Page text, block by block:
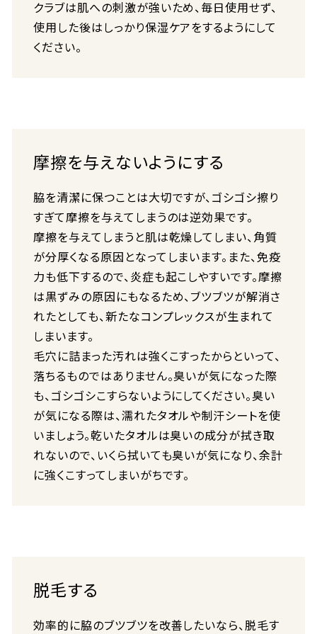
クラブは肌への刺激が強いため、毎日使用せず、
使用した後はしっかり保湿ケアをするようにして
ください。
摩擦を与えないようにする
脇を清潔に保つことは大切ですが、ゴシゴシ擦り
すぎて摩擦を与えてしまうのは逆効果です。
摩擦を与えてしまうと肌は乾燥してしまい、角質
が分厚くなる原因となってしまいます。また、免疫
力も低下するので、炎症も起こしやすいです。摩擦
は黒ずみの原因にもなるため、ブツブツが解消さ
れたとしても、新たなコンプレックスが生まれて
しまいます。
毛穴に詰まった汚れは強くこすったからといって、
落ちるものではありません。臭いが気になった際
も、ゴシゴシこすらないようにしてください。臭い
が気になる際は、濡れたタオルや制汗シートを使
いましょう。乾いたタオルは臭いの成分が拭き取
れないので、いくら拭いても臭いが気になり、余計
に強くこすってしまいがちです。
脱毛する
効率的に脇のブツブツを改善したいなら、脱毛す